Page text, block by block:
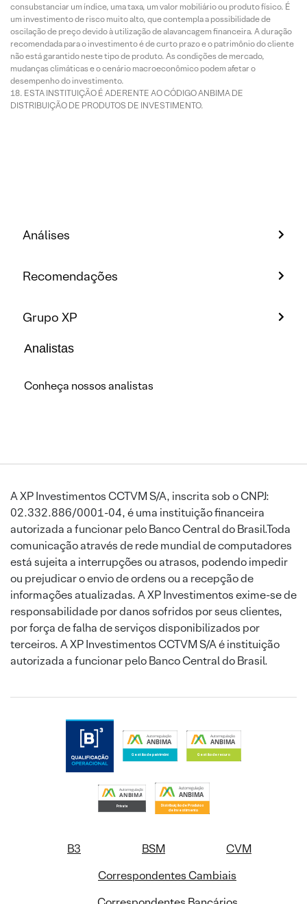
consubstanciar um índice, uma taxa, um valor mobiliário ou produto físico. É
um investimento de risco muito alto, que contempla a possibilidade de
oscilação de preço devido à utilização de alavancagem financeira. A duração
recomendada para o investimento é de curto prazo e o patrimônio do cliente
não está garantido neste tipo de produto. As condições de mercado,
mudanças climáticas e o cenário macroeconômico podem afetar o
desempenho do investimento.
ESTA INSTITUIÇÃO É ADERENTE AO CÓDIGO ANBIMA DE
DISTRIBUIÇÃO DE PRODUTOS DE INVESTIMENTO.
Análises
Recomendações
Grupo XP
Analistas
Conheça nossos analistas
A XP Investimentos CCTVM S/A, inscrita sob o CNPJ:
02.332.886/0001-04, é uma instituição financeira
autorizada a funcionar pelo Banco Central do Brasil.Toda
comunicação através de rede mundial de computadores
está sujeita a interrupções ou atrasos, podendo impedir
ou prejudicar o envio de ordens ou a recepção de
informações atualizadas. A XP Investimentos exime-se de
responsabilidade por danos sofridos por seus clientes,
por força de falha de serviços disponibilizados por
terceiros. A XP Investimentos CCTVM S/A é instituição
autorizada a funcionar pelo Banco Central do Brasil.
B3 BSM
CVM
Correspondentes Cambiais